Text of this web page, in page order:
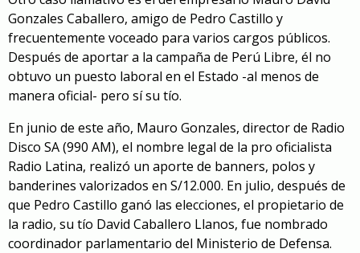
Gonzales Caballero, amigo de Pedro Castillo y
frecuentemente voceado para varios cargos públicos.
Después de aportar a la campaña de Perú Libre, él no
obtuvo un puesto laboral en el Estado -al menos de
manera oficial- pero sí su tío.
En junio de este año, Mauro Gonzales, director de Radio
Disco SA (990 AM), el nombre legal de la pro oficialista
Radio Latina, realizó un aporte de banners, polos y
banderines valorizados en S/12.000. En julio, después de
que Pedro Castillo ganó las elecciones, el propietario de
la radio, su tío David Caballero Llanos, fue nombrado
coordinador parlamentario del Ministerio de Defensa.